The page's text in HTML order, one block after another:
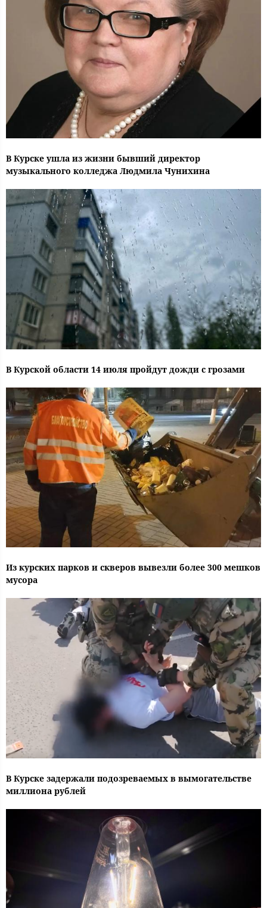
В Курске ушла из жизни бывший директор
музыкального колледжа Людмила Чунихина
В Курской области 14 июля пройдут дожди с грозами
Из курских парков и скверов вывезли более 300 мешков
мусора
В Курске задержали подозреваемых в вымогательстве
миллиона рублей